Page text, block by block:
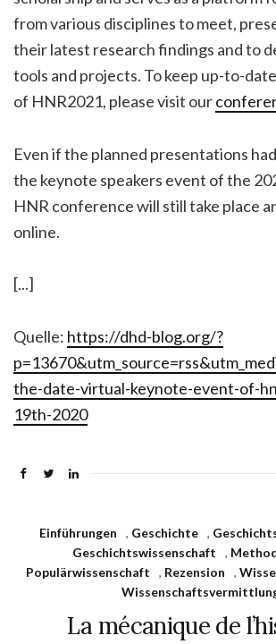
from various disciplines to meet,
their latest research findings and to
tools and projects. To keep up-to-
of HNR2021, please visit our
Even if the planned presentations
the keynote speakers event of the
HNR conference will still take place
online.
[...]
Quelle: https://dhd-blog.org/?
the-date-virtual-keynote-event-of-
19th-2020
Einführungen , Geschichte ,
Geschichtswissenschaft
,
Populärwissenschaft
, Rezension ,
La mécanique de